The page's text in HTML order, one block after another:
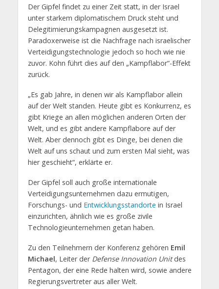
Der Gipfel findet zu einer Zeit statt, in der Israel
unter starkem diplomatischem Druck steht und
Delegitimierungskampagnen ausgesetzt ist.
Paradoxerweise ist die Nachfrage nach israelischer
Verteidigungstechnologie jedoch so hoch wie nie
zuvor. Kohn führt dies auf den „Kampflabor“-Effekt
zurück.
„Es gab Jahre, in denen wir als Kampflabor allein
auf der Welt standen. Heute gibt es Konkurrenz, es
gibt Kriege an allen möglichen anderen Orten der
Welt, und es gibt andere Kampflabore auf der
Welt. Aber dennoch gibt es Dinge, bei denen die
Welt auf uns schaut und zum ersten Mal sieht, was
hier geschieht“, erklärte er.
Der Gipfel soll auch große internationale
Verteidigungsunternehmen dazu ermutigen,
Forschungs- und Entwicklungsstandorte in Israel
einzurichten, ähnlich wie es große zivile
Technologieunternehmen getan haben.
Zu den Teilnehmern der Konferenz gehören Emil
Michael, Leiter der Defense Innovation Unitdes
Pentagon, der eine Rede halten wird, sowie andere
Regierungsvertreter aus aller Welt.